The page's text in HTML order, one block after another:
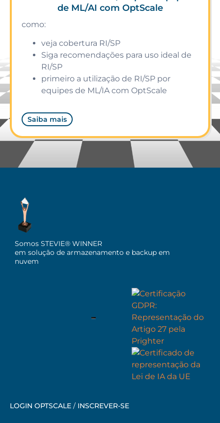
de ML/AI com OptScale
como:
veja cobertura RI/SP
Siga recomendações para uso ideal de
RI/SP
primeiro a utilização de RI/SP por
equipes de ML/IA com OptScale
Saiba mais
Somos STEVIE® WINNER
em solução de armazenamento e backup em
nuvem
LOGIN OPTSCALE / INSCREVER-SE